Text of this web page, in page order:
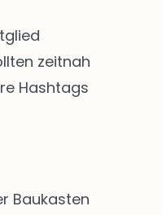
zeitnah
Hashtags
Baukasten